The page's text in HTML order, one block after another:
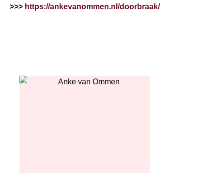
>>> https://ankevanommen.nl/doorbraak/